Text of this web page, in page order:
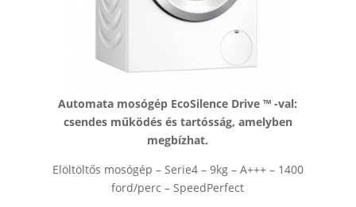
Automata mosógép EcoSilence Drive ™ -val:
csendes működés és tartósság, amelyben
megbízhat.
Elöltöltős mosógép – Serie4 – 9kg – A+++ – 1400
ford/perc – SpeedPerfect